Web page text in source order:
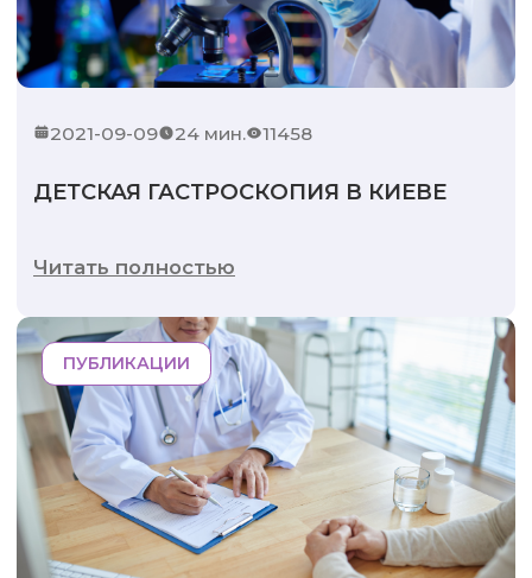
2021-09-09 24 мин. 11458
ДЕТСКАЯ ГАСТРОСКОПИЯ В КИЕВЕ
Читать полностью
ПУБЛИКАЦИИ